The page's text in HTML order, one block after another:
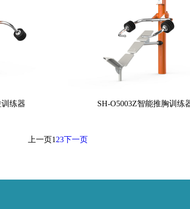
训练器 SH-O5003Z智能推胸训练
上一页1 23下一页